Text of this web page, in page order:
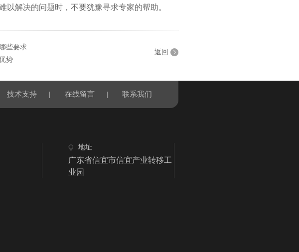
以解决的问题时，不要犹豫寻求专家的帮助。
些要求
势
返回
技术支持 | 在线留言 | 联系我们
地址
广东省信宜市信宜产业转移工
业园